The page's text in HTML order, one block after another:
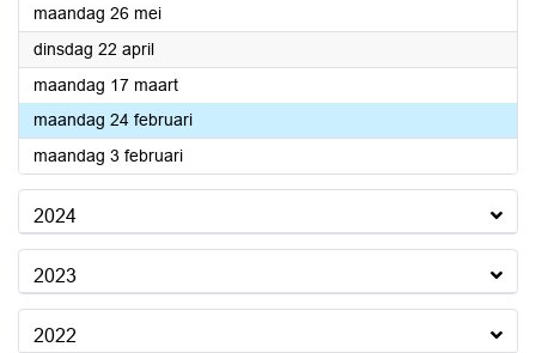
maandag 26 mei2025
dinsdag 22 april2025
maandag 17 maart2025
maandag 24 februari2025
maandag 3 februari2025
2024
2023
2022